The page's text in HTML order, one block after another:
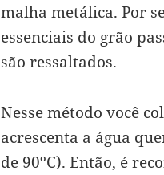
malha metálica. Por
essenciais do grão
são ressaltados.
Nesse método você
acrescenta a água
de 90ºC). Então, é